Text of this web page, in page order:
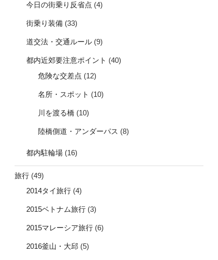
今日の街乗り反省点 (4)
街乗り装備 (33)
道交法・交通ルール (9)
都内近郊要注意ポイント (40)
危険な交差点 (12)
名所・スポット (10)
川を渡る橋 (10)
陸橋側道・アンダーパス (8)
都内駐輪場 (16)
旅行 (49)
2014タイ旅行 (4)
2015ベトナム旅行 (3)
2015マレーシア旅行 (6)
2016釜山・大邱 (5)